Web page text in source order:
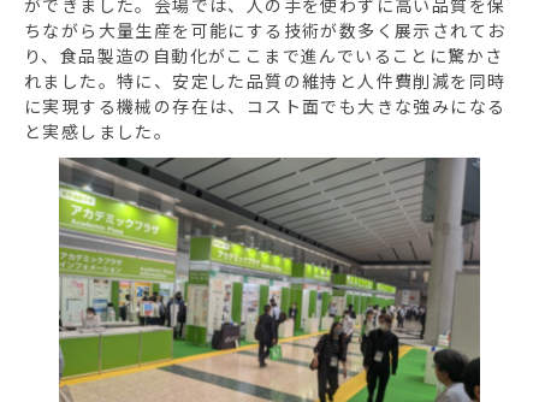
ができました。会場では、人の手を使わずに高い品質を保
ちながら大量生産を可能にする技術が数多く展示されてお
り、食品製造の自動化がここまで進んでいることに驚かさ
れました。特に、安定した品質の維持と人件費削減を同時
に実現する機械の存在は、コスト面でも大きな強みになる
と実感しました。